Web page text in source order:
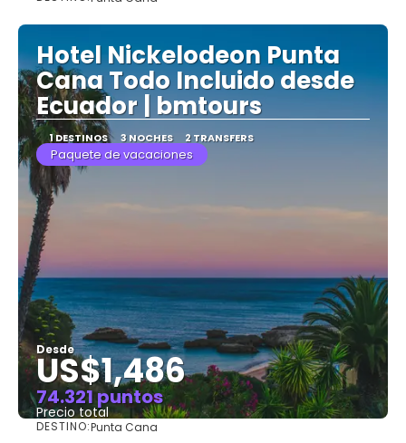
Hotel Nickelodeon Punta
Cana Todo Incluido desde
Ecuador | bmtours
1 DESTINOS 3 NOCHES 2 TRANSFERS
Paquete de vacaciones
Desde
US$1,486
74.321 puntos
Precio total
DESTINO:Punta Cana